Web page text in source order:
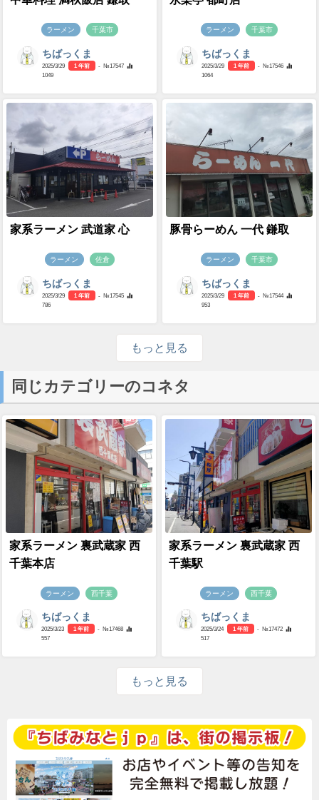
ラーメン 千葉市
ちばっくま
2025/3/29 1 年前
- №17547
1049
ラーメン 千葉市
ちばっくま
2025/3/29 1 年前
- №17546
1064
家系ラーメン 武道家 心
ラーメン 佐倉
ちばっくま
2025/3/29 1 年前
- №17545
786
豚骨らーめん 一代 鎌取
ラーメン 千葉市
ちばっくま
2025/3/29 1 年前
- №17544
953
もっと見る
同じカテゴリーのコネタ
家系ラーメン 裏武蔵家 西
千葉本店
ラーメン 西千葉
ちばっくま
2025/3/23 1 年前
- №17468
557
家系ラーメン 裏武蔵家 西
千葉駅
ラーメン 西千葉
ちばっくま
2025/3/24 1 年前
- №17472
517
もっと見る